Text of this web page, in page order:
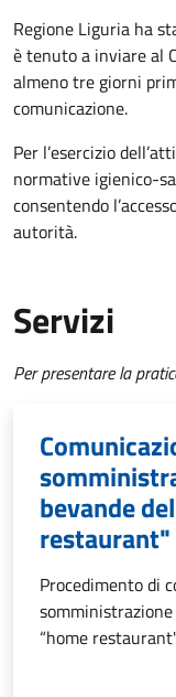
Regione Liguria ha
è tenuto a inviare al
almeno tre giorni
comunicazione.
Per l’esercizio
normative igienico-
consentendo
autorità.
Servizi
Per presentare la
bevande
restaurant"
Procedimento di
“home